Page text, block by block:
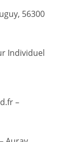
56300
Individuel
–